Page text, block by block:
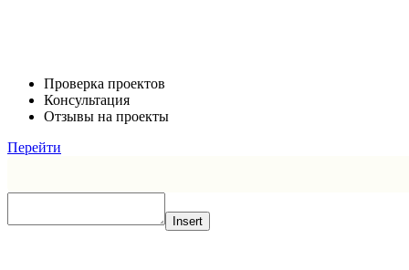
Проверка проектов
Консультация
Отзывы на проекты
Перейти
Insert